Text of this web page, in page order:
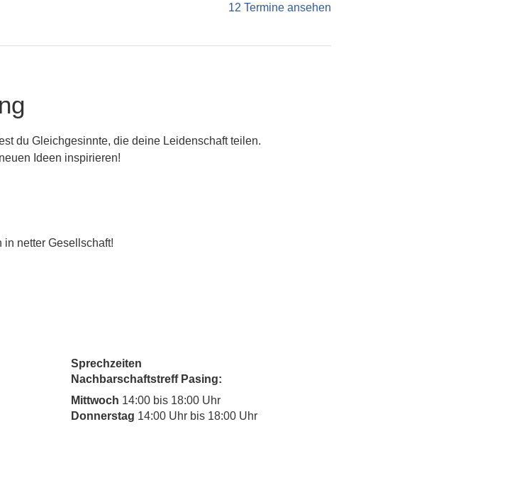
12 Termine ansehen
du Gleichgesinnte, die deine Leidenschaft teilen.
Ideen inspirieren!
netter Gesellschaft!
Sprechzeiten
Nachbarschaftstreff Pasing:
Mittwoch 14:00 bis 18:00 Uhr
Donnerstag 14:00 Uhr bis 18:00 Uhr